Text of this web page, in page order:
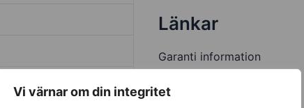
Vi värnar om din integritet
Länkar
Garanti information